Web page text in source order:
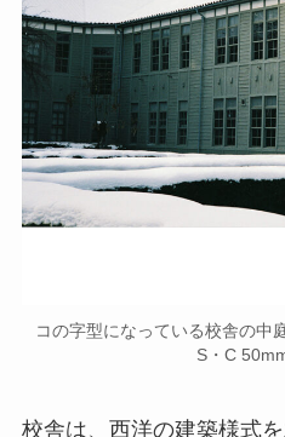
コの字型になっている校舎の
S・C
校舎は、西洋の建築様式